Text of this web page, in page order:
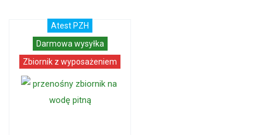
Atest PZH
Darmowa wysyłka
Zbiornik z wyposażeniem